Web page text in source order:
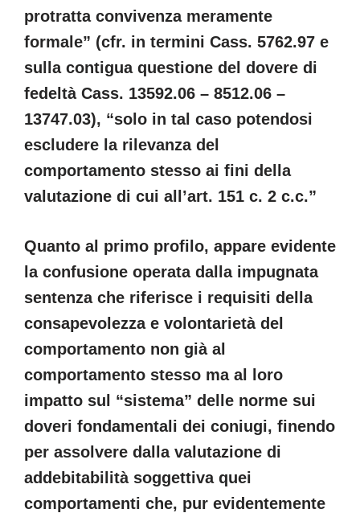
protratta convivenza meramente
formale” (cfr. in termini Cass. 5762.97 e
sulla contigua questione del dovere di
fedeltà Cass. 13592.06 – 8512.06 –
13747.03), “solo in tal caso potendosi
escludere la rilevanza del
comportamento stesso ai fini della
valutazione di cui all’art. 151 c. 2 c.c.”
Quanto al primo profilo, appare evidente
la confusione operata dalla impugnata
sentenza che riferisce i requisiti della
consapevolezza e volontarietà del
comportamento non già al
comportamento stesso ma al loro
impatto sul “sistema” delle norme sui
doveri fondamentali dei coniugi, finendo
per assolvere dalla valutazione di
addebitabilità soggettiva quei
comportamenti che, pur evidentemente